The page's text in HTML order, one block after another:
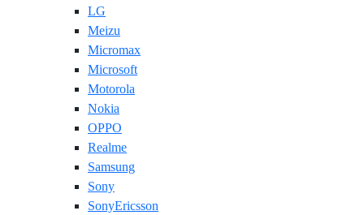
LG
Meizu
Micromax
Microsoft
Motorola
Nokia
OPPO
Realme
Samsung
Sony
SonyEricsson